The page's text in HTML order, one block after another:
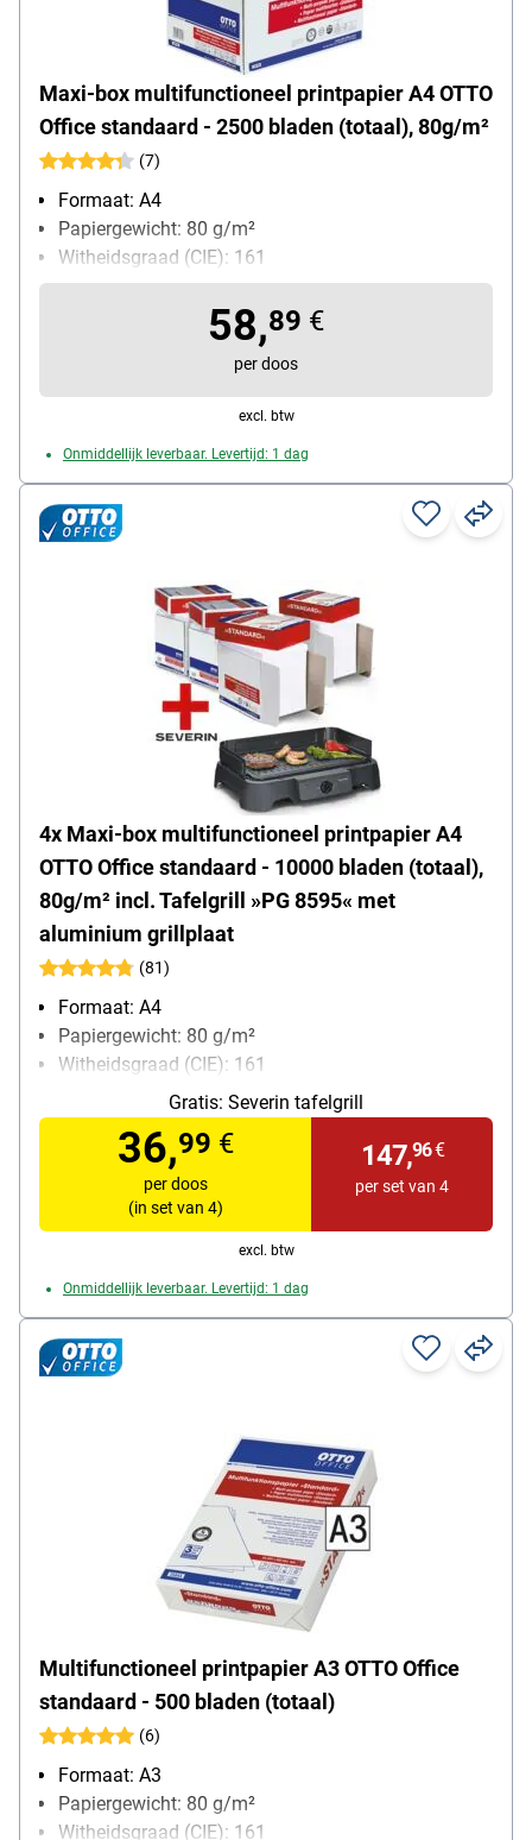
Maxi-box multifunctioneel printpapier A4 OTTO
Office standaard - 2500 bladen (totaal), 80g/m²
(7)
Formaat: A4
Papiergewicht: 80 g/m²
Witheidsgraad (CIE): 161
Inhoud per pak: 2500 bladen
58,89 €
per doos
excl. btw
Onmiddellijk leverbaar. Levertijd: 1 dag
4x Maxi-box multifunctioneel printpapier A4
OTTO Office standaard - 10000 bladen (totaal),
80g/m² incl. Tafelgrill »PG 8595« met
aluminium grillplaat
(81)
Formaat: A4
Papiergewicht: 80 g/m²
Witheidsgraad (CIE): 161
Inhoud per pak: 2500 bladen
Gratis: Severin tafelgrill
36,99 €
per doos
(in set van 4)
147,96€
per set van 4
excl. btw
Onmiddellijk leverbaar. Levertijd: 1 dag
Multifunctioneel printpapier A3 OTTO Office
standaard - 500 bladen (totaal)
(6)
Formaat: A3
Papiergewicht: 80 g/m²
Witheidsgraad (CIE): 161